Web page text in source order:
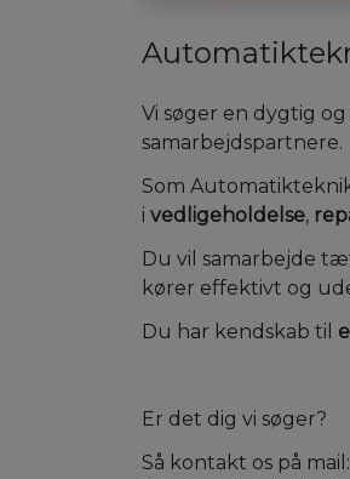
Vi søger en dygtig
samarbejdspartnere.
Som
i vedligeholdelse,
Du vil samarbejde
kører effektivt og
Du har kendskab til el
Er det dig vi søger?
Så kontakt os på mail: